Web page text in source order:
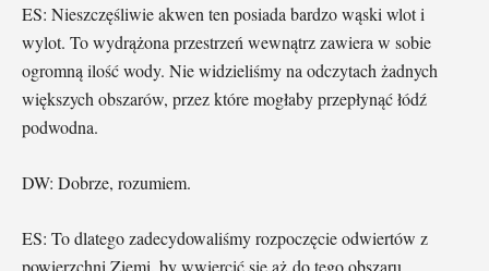
ES: Nieszczęśliwie akwen ten posiada bardzo wąski wlot i
wylot. To wydrążona przestrzeń wewnątrz zawiera w sobie
ogromną ilość wody. Nie widzieliśmy na odczytach żadnych
większych obszarów, przez które mogłaby przepłynąć łódź
podwodna.
DW: Dobrze, rozumiem.
ES: To dlatego zadecydowaliśmy rozpoczęcie odwiertów z
powierzchni Ziemi, by wwiercić się aż do tego obszaru